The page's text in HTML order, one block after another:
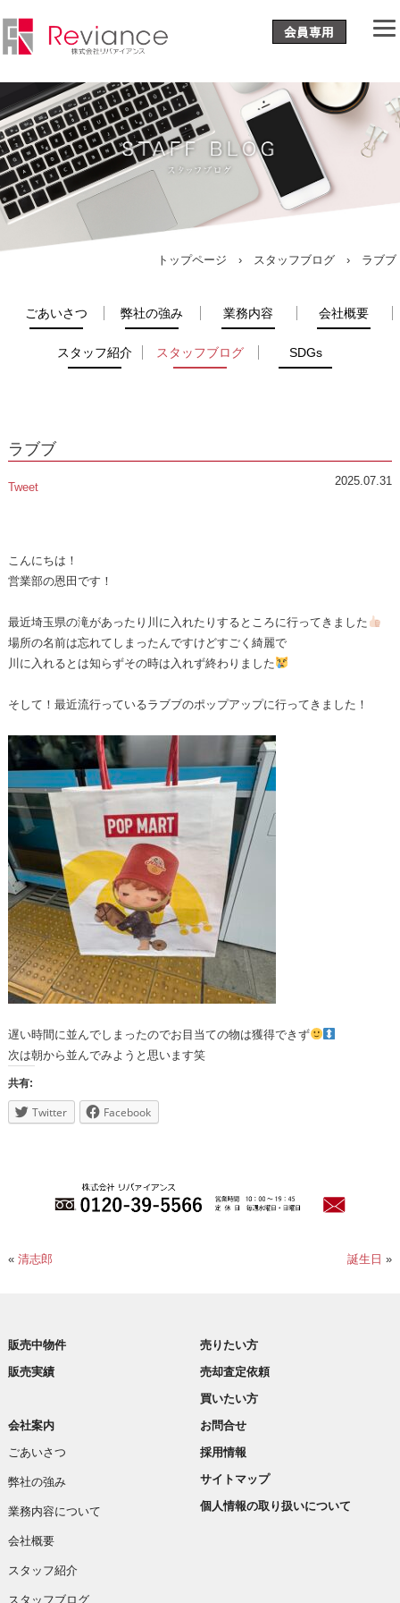
トップページ › スタッフブログ› ラブブ
ごあいさつ 弊社の強み 業務内容 会社概要
スタッフ紹介 スタッフブログ SDGs
ラブブ
2025.07.31
Tweet
こんにちは！
営業部の恩田です！
最近埼玉県の滝があったり川に入れたりするところに行ってきました
場所の名前は忘れてしまったんですけどすごく綺麗で
川に入れるとは知らずその時は入れず終わりました
そして！最近流行っているラブブのポップアップに行ってきました！
遅い時間に並んでしまったのでお目当ての物は獲得できず
次は朝から並んでみようと思います笑
共有:
Twitter Facebook
« 清志郎 誕生日 »
販売中物件
販売実績
売りたい方
売却査定依頼
買いたい方
会社案内
ごあいさつ
弊社の強み
業務内容について
会社概要
スタッフ紹介
スタッフブログ
お問合せ
採用情報
サイトマップ
個人情報の取り扱いについて